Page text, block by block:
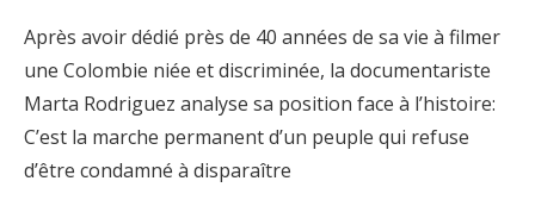
Après avoir dédié près de 40 années de sa vie à filmer
une Colombie niée et discriminée, la documentariste
Marta Rodriguez analyse sa position face à l’histoire:
C’est la marche permanent d’un peuple qui refuse
d’être condamné à disparaître